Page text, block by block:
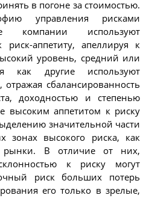
в погоне за стоимостью.
управления рисками
компании используют
аппетиту, апеллируя к
уровень, средний или
другие используют
сбалансированность
доходностью и степенью
высоким аппетитом к риску
значительной части
зонах высокого риска, как
рынки. В отличие от них,
к риску могут
риск больших потерь
его только в зрелые,